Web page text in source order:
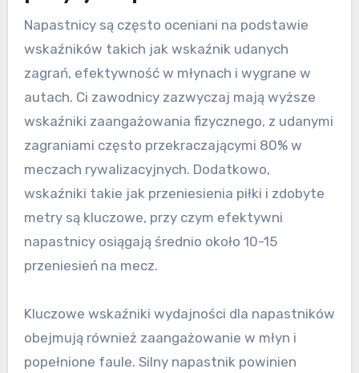
Napastnicy są często oceniani na podstawie
wskaźników takich jak wskaźnik udanych
zagrań, efektywność w młynach i wygrane w
autach. Ci zawodnicy zazwyczaj mają wyższe
wskaźniki zaangażowania fizycznego, z udanymi
zagraniami często przekraczającymi 80% w
meczach rywalizacyjnych. Dodatkowo,
wskaźniki takie jak przeniesienia piłki i zdobyte
metry są kluczowe, przy czym efektywni
napastnicy osiągają średnio około 10-15
przeniesień na mecz.
Kluczowe wskaźniki wydajności dla napastników
obejmują również zaangażowanie w młyn i
popełnione faule. Silny napastnik powinien